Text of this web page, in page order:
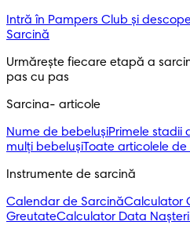
Intră în Pampers Club și
Sarcină
Urmărește fiecare etapă a
pas cu pas
Sarcina- articole
Nume de bebelușiPrimele stadii
mulți bebelușiToate articolele de
Instrumente de sarcină
Calendar de SarcinăCalculator
GreutateCalculator Data